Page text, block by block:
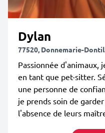
Dylan
77520, Donnemarie-
Passionnée d'animaux,
en tant que pet-sitter.
une personne de
je prends soin de
l'absence de leurs